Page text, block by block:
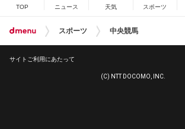
TOP ニュース 天気 スポーツ
スポーツ 中央競馬
サイトご利用にあたって
(C) NTT DOCOMO, INC.